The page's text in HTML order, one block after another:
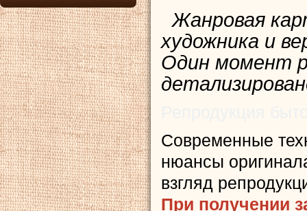
Жанровая
художника и
Один момент
Современные
нюансы
взгляд
При получении